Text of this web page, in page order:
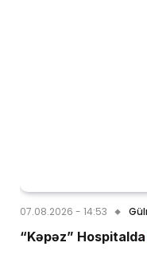
07.08.2026 - 14:53
“Kəpəz” Hospitalda